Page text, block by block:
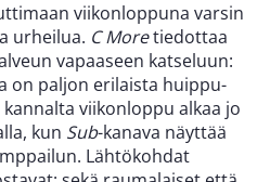
viikonloppuna varsin
urheilua. C Moretiedottaa
vapaaseen katseluun:
on paljon erilaista huippu-
viikonloppu alkaa jo
kun Sub-kanava näyttää
Lähtökohdat